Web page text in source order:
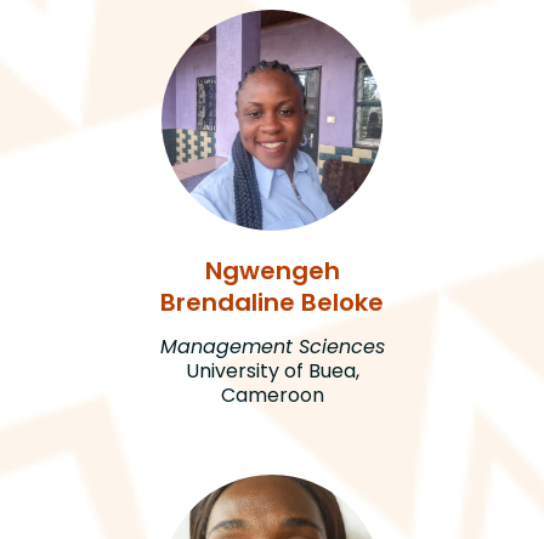
Ngwengeh
Brendaline Beloke
Management Sciences
University of Buea,
Cameroon